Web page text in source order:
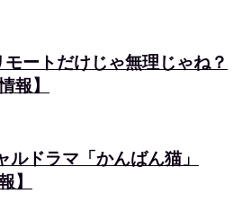
ートだけじゃ無理じゃね？
報】
ルドラマ「かんばん猫」
】